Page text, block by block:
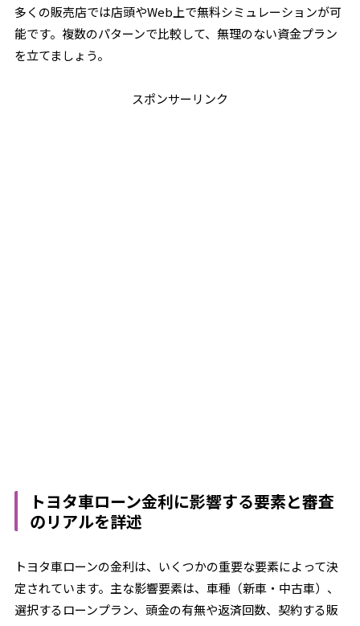
多くの販売店では店頭やWeb上で無料シミュレーションが可
能です。複数のパターンで比較して、無理のない資金プラン
を立てましょう。
スポンサーリンク
トヨタ車ローン金利に影響する要素と審査
のリアルを詳述
トヨタ車ローンの金利は、いくつかの重要な要素によって決
定されています。主な影響要素は、車種（新車・中古車）、
選択するローンプラン、頭金の有無や返済回数、契約する販